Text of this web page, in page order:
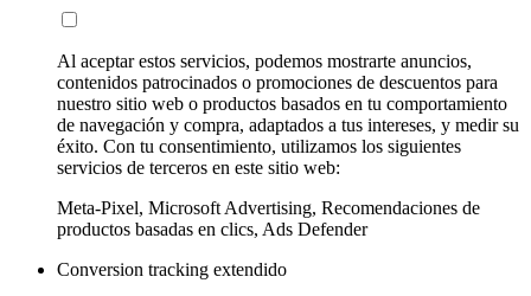
Al aceptar estos servicios, podemos mostrarte anuncios,
contenidos patrocinados o promociones de descuentos para
nuestro sitio web o productos basados en tu comportamiento
de navegación y compra, adaptados a tus intereses, y medir su
éxito. Con tu consentimiento, utilizamos los siguientes
servicios de terceros en este sitio web:
Meta-Pixel, Microsoft Advertising, Recomendaciones de
productos basadas en clics, Ads Defender
Conversion tracking extendido